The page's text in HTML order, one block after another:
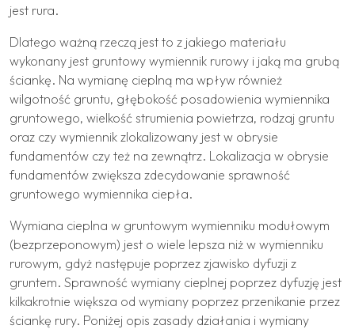
jest rura.
Dlatego ważną rzeczą jest to z jakiego materiału
wykonany jest gruntowy wymiennik rurowy i jaką ma grubą
ściankę. Na wymianę cieplną ma wpływ również
wilgotność gruntu, głębokość posadowienia wymiennika
gruntowego, wielkość strumienia powietrza, rodzaj gruntu
oraz czy wymiennik zlokalizowany jest w obrysie
fundamentów czy też na zewnątrz. Lokalizacja w obrysie
fundamentów zwiększa zdecydowanie sprawność
gruntowego wymiennika ciepła.
Wymiana cieplna w gruntowym wymienniku modułowym
(bezprzeponowym) jest o wiele lepsza niż w wymienniku
rurowym, gdyż następuje poprzez zjawisko dyfuzji z
gruntem. Sprawność wymiany cieplnej poprzez dyfuzję jest
kilkakrotnie większa od wymiany poprzez przenikanie przez
ściankę rury. Poniżej opis zasady działania i wymiany